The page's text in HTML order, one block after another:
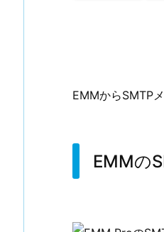
EMMからSMTP
EMMの